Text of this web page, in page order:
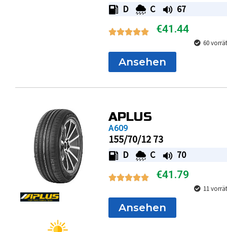
D C 67
€41.44
60
Ansehen
APLUS
A609
155/70/12 73
D C 70
€41.79
11
Ansehen